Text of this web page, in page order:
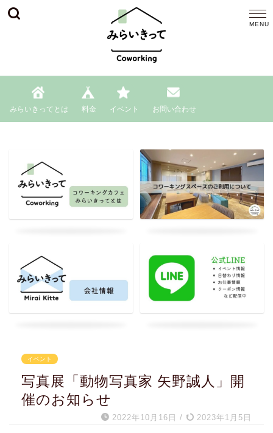
みらいきってとは 料金 イベント お問い合わせ
イベント
写真展「動物写真家 矢野誠人」開
催のお知らせ
2022年10月16日 / 2023年1月5日